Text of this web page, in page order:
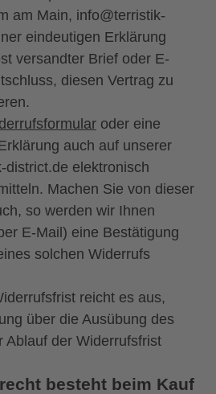
am Main, info@terristik-
eindeutigen Erklärung
versandter Brief oder E-
diesen Vertrag zu
oder eine
auch auf unserer
district.de elektronisch
Machen Sie von dieser
so werden wir Ihnen
E-Mail) eine Bestätigung
solchen Widerrufs
reicht es aus,
über die Ausübung des
Ablauf der Widerrufsfrist
besteht beim Kauf